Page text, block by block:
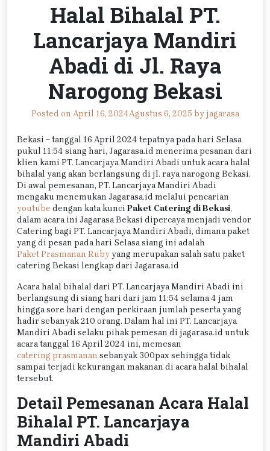
Halal Bihalal PT.
Lancarjaya Mandiri
Abadi di Jl. Raya
Narogong Bekasi
Posted on April 16, 2024Agustus 6, 2025 by jagarasa
Bekasi – tanggal 16 April 2024 tepatnya pada hari Selasa
pukul 11:54 siang hari, Jagarasa.id menerima pesanan dari
klien kami PT. Lancarjaya Mandiri Abadi untuk acara halal
bihalal yang akan berlangsung di jl. raya narogong Bekasi.
Di awal pemesanan, PT. Lancarjaya Mandiri Abadi
mengaku menemukan Jagarasa.id melalui pencarian
youtube dengan kata kunci Paket Catering di Bekasi,
dalam acara ini Jagarasa Bekasi dipercaya menjadi vendor
Catering bagi PT. Lancarjaya Mandiri Abadi, dimana paket
yang di pesan pada hari Selasa siang ini adalah
Paket Prasmanan Rubyyang merupakan salah satu paket
catering Bekasi lengkap dari Jagarasa.id
Acara halal bihalal dari PT. Lancarjaya Mandiri Abadi ini
berlangsung di siang hari dari jam 11:54 selama 4 jam
hingga sore hari dengan perkiraan jumlah peserta yang
hadir sebanyak 210 orang. Dalam hal ini PT. Lancarjaya
Mandiri Abadi selaku pihak pemesan di jagarasa.id untuk
acara tanggal 16 April 2024 ini, memesan
catering prasmanan sebanyak 300pax sehingga tidak
sampai terjadi kekurangan makanan di acara halal bihalal
tersebut.
Detail Pemesanan Acara Halal
Bihalal PT. Lancarjaya
Mandiri Abadi